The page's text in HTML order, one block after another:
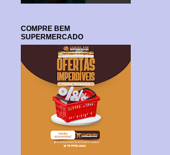
COMPRE BEM
SUPERMERCADO